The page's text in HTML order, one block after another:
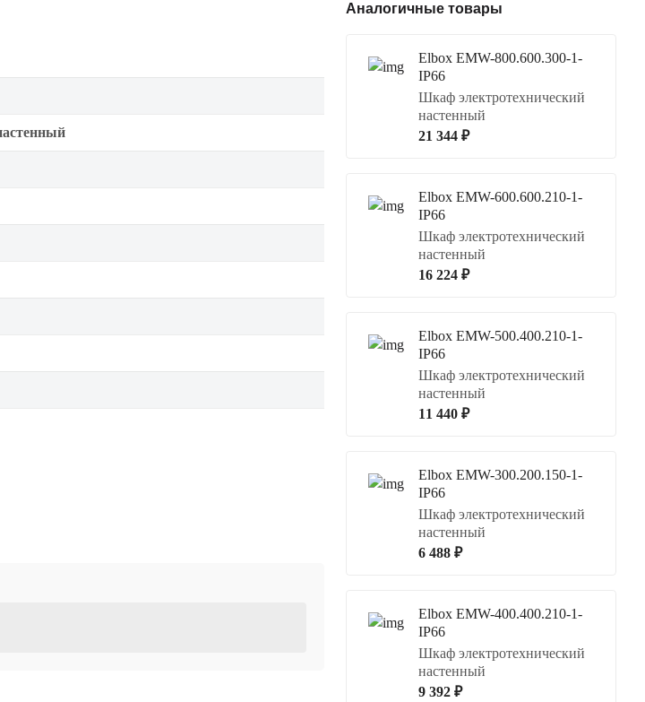
Аналогичные товары
Elbox EMW-800.600.300-1-
IP66
Шкаф электротехнический
настенный
21 344 ₽
Elbox EMW-600.600.210-1-
IP66
Шкаф электротехнический
настенный
16 224 ₽
Elbox EMW-500.400.210-1-
IP66
Шкаф электротехнический
настенный
11 440 ₽
Elbox EMW-300.200.150-1-
IP66
Шкаф электротехнический
настенный
6 488 ₽
Elbox EMW-400.400.210-1-
IP66
Шкаф электротехнический
настенный
9 392 ₽